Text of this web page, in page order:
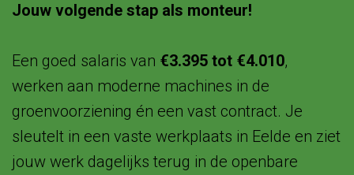
Jouw volgende stap als monteur!
Een goed salaris van €3.395 tot €4.010,
werken aan moderne machines in de
groenvoorziening én een vast contract. Je
sleutelt in een vaste werkplaats in Eelde en ziet
jouw werk dagelijks terug in de openbare